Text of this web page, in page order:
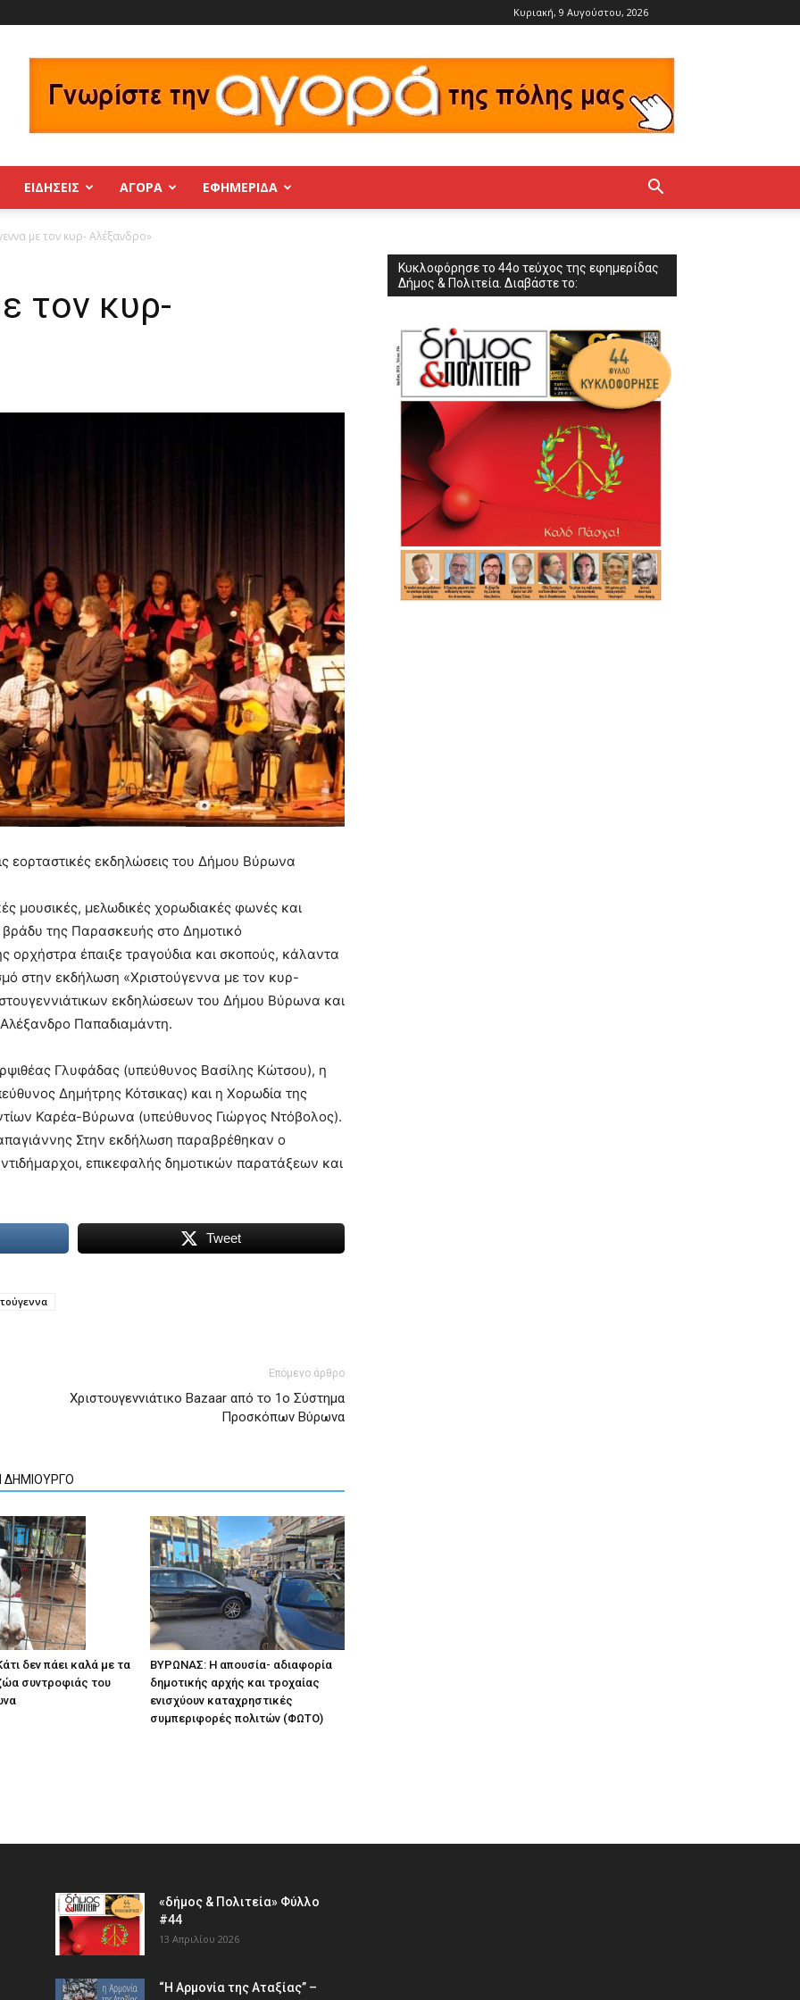
Κυριακή, 9 Αυγούστου, 2026
ΕΙΔΗΣΕΙΣ ΑΓΟΡΑ ΕΦΗΜΕΡΊΔΑ
με τον κυρ- Αλέξανδρο»
τον κυρ-
εορταστικές εκδηλώσεις του Δήμου Βύρωνα
μουσικές, μελωδικές χορωδιακές φωνές και
της Παρασκευής στο Δημοτικό
ορχήστρα έπαιξε τραγούδια και σκοπούς, κάλαντα
στην εκδήλωση «Χριστούγεννα με τον κυρ-
εκδηλώσεων του Δήμου Βύρωνα και
Παπαδιαμάντη.
Γλυφάδας (υπεύθυνος Βασίλης Κώτσου), η
Δημήτρης Κότσικας) και η Χορωδία της
Καρέα-Βύρωνα (υπεύθυνος Γιώργος Ντόβολος).
Στην εκδήλωση παραβρέθηκαν ο
επικεφαλής δημοτικών παρατάξεων και
Tweet
Επόμενο άρθρο
Χριστουγεννιάτικο Bazaar από το 1ο Σύστημα
Προσκόπων Βύρωνα
ΔΗΜΙΟΥΡΓΟ
δεν πάει καλά με τα
συντροφιάς του
ΒΥΡΩΝΑΣ: Η απουσία- αδιαφορία
δημοτικής αρχής και τροχαίας
ενισχύουν καταχρηστικές
συμπεριφορές πολιτών (ΦΩΤΟ)
Κυκλοφόρησε το 44ο τεύχος της εφημερίδας
Δήμος & Πολιτεία. Διαβάστε το:
«δήμος & Πολιτεία» Φύλλο
#44
13 Απριλίου 2026
“Η Αρμονία της Αταξίας” –